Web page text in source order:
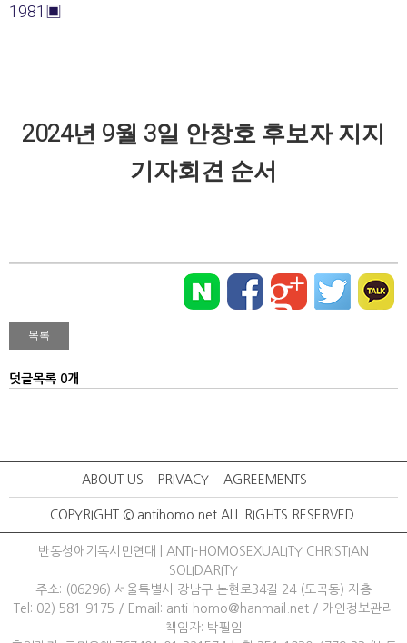
1981 ▣
2024년 9월 3일 안창호 후보자 지지
기자회견 순서
덧글목록 0개
ABOUT US PRIVACY AGREEMENTS
COPYRIGHT © antihomo.net ALL RIGHTS RESERVED.
반동성애기독시민연대 | ANTI-HOMOSEXUALITY CHRISTIAN
SOLIDARITY
주소: (06296) 서울특별시 강남구 논현로34길 24 (도곡동) 지층
Tel: 02) 581-9175 / Email: anti-homo@hanmail.net / 개인정보관리
책임자: 박필임